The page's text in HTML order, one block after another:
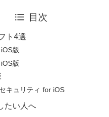
目次
ト4選
版
版
キュリティ for iOS
たい人へ